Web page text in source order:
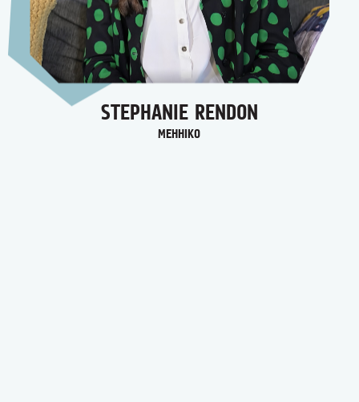
STEPHANIE RENDON
MEHHIKO